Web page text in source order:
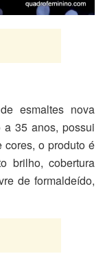
esmaltes nova
35 anos, possui
o produto é
brilho, cobertura
de formaldeído,